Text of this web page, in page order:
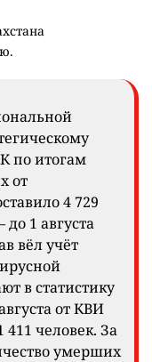
по итогам
от
4 729
до 1 августа
вёл учёт
в статистику
от КВИ
411 человек. За
умерших